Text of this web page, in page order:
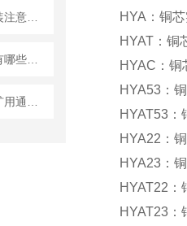
HYA：铜
HYAT：铜
HYAC：铜
HYA53：
HYAT53：
HYA22：
HYA23：
HYAT22：
HYAT23：